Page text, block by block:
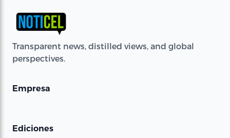
Transparent news, distilled views, and global
perspectives.
Empresa
Ediciones